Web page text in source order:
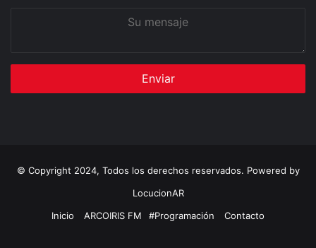
© Copyright 2024, Todos los derechos reservados. Powered by
LocucionAR
Inicio
ARCOIRIS FM #Programación Contacto